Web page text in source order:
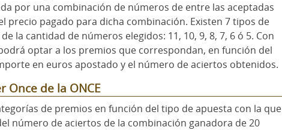
por una combinación de números de entre las aceptadas
precio pagado para dicha combinación. Existen 7 tipos de
la cantidad de números elegidos: 11, 10, 9, 8, 7, 6 ó 5. Con
optar a los premios que correspondan, en función del
en euros apostado y el número de aciertos obtenidos.
Once de la ONCE
de premios en función del tipo de apuesta con la que
número de aciertos de la combinación ganadora de 20